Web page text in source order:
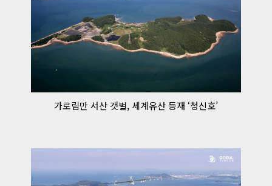
가로림만 서산 갯벌, 세계유산 등재 ‘청신호’